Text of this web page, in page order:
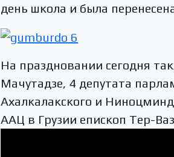
день школа и была
На праздновании сегодня
Мачутадзе, 4 депутата
Ахалкалакского и
ААЦ в Грузии епископ Тер-